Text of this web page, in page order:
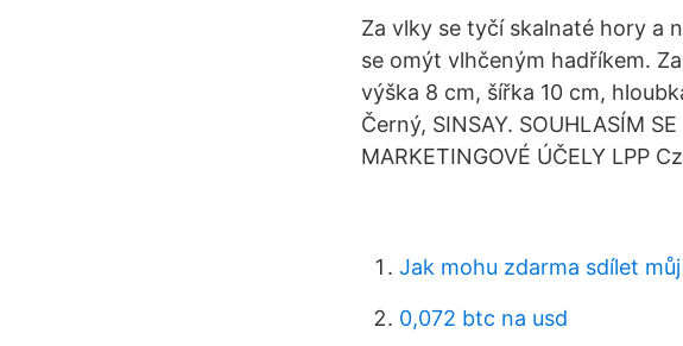
Za vlky se tyčí skalnaté hory a
se omýt vlhčeným hadříkem.
výška 8 cm, šířka 10 cm,
Černý, SINSAY. SOUHLASÍM
MARKETINGOVÉ ÚČELY LPP
Jak mohu zdarma sdílet
0,072 btc na usd